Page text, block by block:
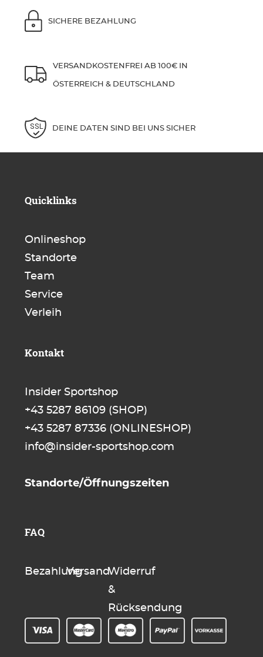
SICHERE BEZAHLUNG
VERSANDKOSTENFREI AB 100€ IN
ÖSTERREICH & DEUTSCHLAND
DEINE DATEN SIND BEI UNS SICHER
Quicklinks
Onlineshop
Standorte
Team
Service
Verleih
Kontakt
Insider Sportshop
+43 5287 86109 (SHOP)
+43 5287 87336 (ONLINESHOP)
info@insider-sportshop.com
Standorte/Öffnungszeiten
FAQ
BezahlungVersandWiderruf
&
Rücksendung